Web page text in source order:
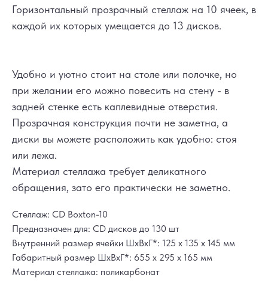
Горизонтальный прозрачный стеллаж на 10 ячеек, в
каждой их которых умещается до 13 дисков.
Удобно и уютно стоит на столе или полочке, но
при желании его можно повесить на стену - в
задней стенке есть каплевидные отверстия.
Прозрачная конструкция почти не заметна, а
диски вы можете расположить как удобно: стоя
или лежа.
Материал стеллажа требует деликатного
обращения, зато его практически не заметно.
Стеллаж: CD Boxton-10
Предназначен для: CD дисков до 130 шт
Внутренний размер ячейки ШхВхГ*: 125 х 135 х 145 мм
Габаритный размер ШхВхГ*: 655 х 295 х 165 мм
Материал стеллажа: поликарбонат